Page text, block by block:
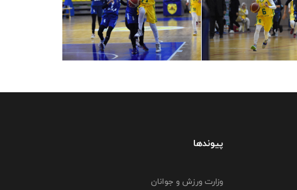
پیوندها
وزارت ورزش و جوانان